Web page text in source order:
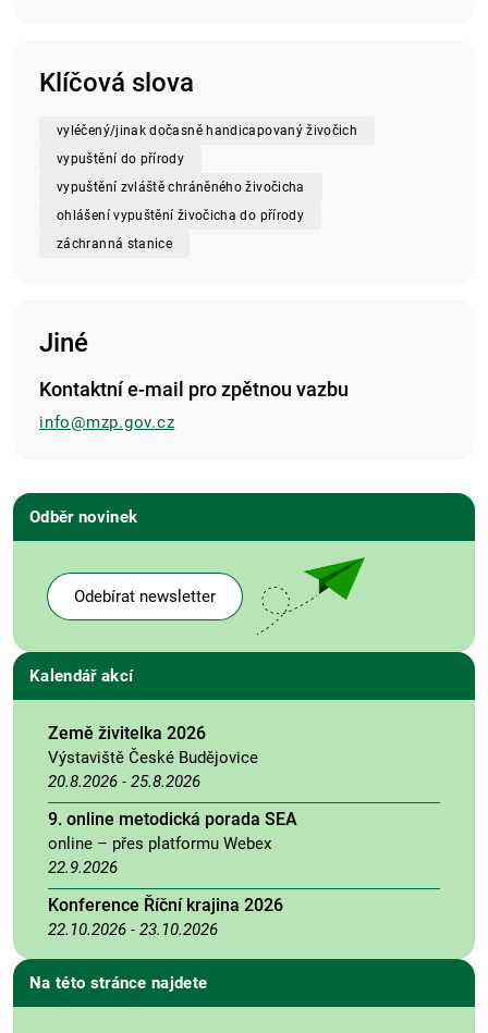
Klíčová slova
vyléčený/jinak dočasně handicapovaný živočich
vypuštění do přírody
vypuštění zvláště chráněného živočicha
ohlášení vypuštění živočicha do přírody
záchranná stanice
Jiné
Kontaktní e-mail pro zpětnou vazbu
info@mzp.gov.cz
Odběr novinek
Odebírat newsletter
Kalendář akcí
Země živitelka 2026
Výstaviště České Budějovice
20.8.2026 - 25.8.2026
9. online metodická porada SEA
online – přes platformu Webex
22.9.2026
Konference Říční krajina 2026
22.10.2026 - 23.10.2026
Na této stránce najdete